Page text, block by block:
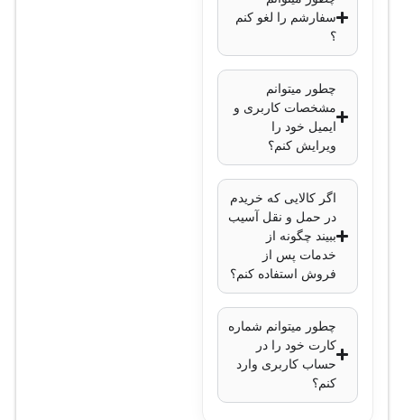
سفارشم را لغو کنم
؟
چطور میتوانم
مشخصات کاربری و
ایمیل خود را
ویرایش کنم؟
اگر کالایی که خریدم
در حمل و نقل آسیب
ببیند چگونه از
خدمات پس از
فروش استفاده کنم؟
چطور میتوانم شماره
کارت خود را در
حساب کاربری وارد
کنم؟